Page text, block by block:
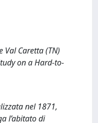
Val Caretta (TN)
on a Hard-to-
nel 1871,
l’abitato di